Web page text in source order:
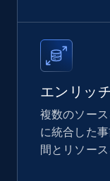
Amazon
Title, Seller
more.
eCommerce
エンリッ
複数のソー
に統合した
間とリソー